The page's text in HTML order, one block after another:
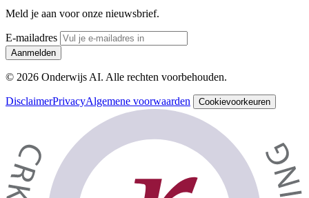
Meld je aan voor onze nieuwsbrief.
E-mailadres
Aanmelden
© 2026 Onderwijs AI. Alle rechten voorbehouden.
DisclaimerPrivacyAlgemene voorwaarden Cookievoorkeuren